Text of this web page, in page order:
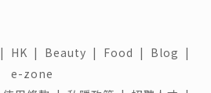
| HK | Beauty | Food | Blog |
e-zone